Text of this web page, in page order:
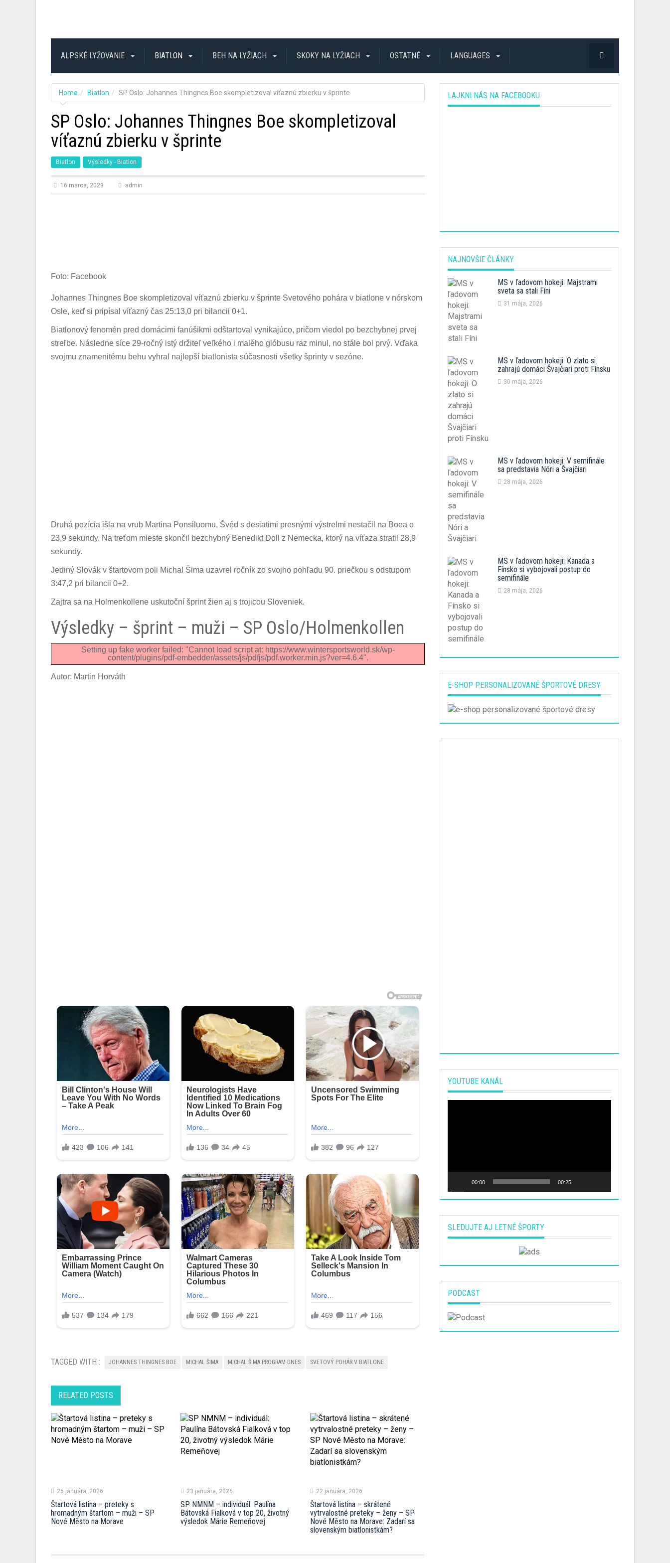
ALPSKÉ LYŽOVANIE BIATLON BEH NA LYŽIACH SKOKY NA LYŽIACH OSTATNÉ LANGUAGES
Home Biatlon SP Oslo: Johannes Thingnes Boe skompletizoval víťaznú zbierku v šprinte
SP Oslo: Johannes Thingnes Boe skompletizoval
víťaznú zbierku v šprinte
Biatlon Výsledky - Biatlon
16 marca, 2023 admin
Foto: Facebook
Johannes Thingnes Boe skompletizoval víťaznú zbierku v šprinte Svetového pohára v biatlone v nórskom
Osle, keď si pripísal víťazný čas 25:13,0 pri bilancii 0+1.
Biatlonový fenomén pred domácimi fanúšikmi odštartoval vynikajúco, pričom viedol po bezchybnej prvej
streľbe. Následne síce 29-ročný istý držiteľ veľkého i malého glóbusu raz minul, no stále bol prvý. Vďaka
svojmu znamenitému behu vyhral najlepší biatlonista súčasnosti všetky šprinty v sezóne.
Druhá pozícia išla na vrub Martina Ponsiluomu, Švéd s desiatimi presnými výstrelmi nestačil na Boea o
23,9 sekundy. Na treťom mieste skončil bezchybný Benedikt Doll z Nemecka, ktorý na víťaza stratil 28,9
sekundy.
Jediný Slovák v štartovom poli Michal Šima uzavrel ročník zo svojho pohľadu 90. priečkou s odstupom
3:47,2 pri bilancii 0+2.
Zajtra sa na Holmenkollene uskutoční šprint žien aj s trojicou Sloveniek.
Výsledky – šprint – muži – SP Oslo/Holmenkollen
Setting up fake worker failed: "Cannot load script at: https://www.wintersportsworld.sk/wp-
content/plugins/pdf-embedder/assets/js/pdfjs/pdf.worker.min.js?ver=4.6.4".
Autor: Martin Horváth
TAGGED WITH : JOHANNES THINGNES BOE MICHAL ŠIMA MICHAL ŠIMA PROGRAM DNES SVETOVÝ POHÁR V BIATLONE
RELATED POSTS
25 januára, 2026
Štartová listina – preteky s
hromadným štartom – muži – SP
Nové Město na Morave
23 januára, 2026
SP NMNM – individuál: Paulína
Bátovská Fialková v top 20, životný
výsledok Márie Remeňovej
22 januára, 2026
Štartová listina – skrátené
vytrvalostné preteky – ženy – SP
Nové Město na Morave: Zadarí sa
slovenským biatlonistkám?
LAJKNI NÁS NA FACEBOOKU
NAJNOVŠIE ČLÁNKY
MS v ľadovom hokeji: Majstrami
sveta sa stali Fíni
31 mája, 2026
MS v ľadovom hokeji: O zlato si
zahrajú domáci Švajčiari proti Fínsku
30 mája, 2026
MS v ľadovom hokeji: V semifinále
sa predstavia Nóri a Švajčiari
28 mája, 2026
MS v ľadovom hokeji: Kanada a
Fínsko si vybojovali postup do
semifinále
28 mája, 2026
E-SHOP PERSONALIZOVANÉ ŠPORTOVÉ DRESY
YOUTUBE KANÁL
00:00 00:25
SLEDUJTE AJ LETNÉ ŠPORTY
PODCAST